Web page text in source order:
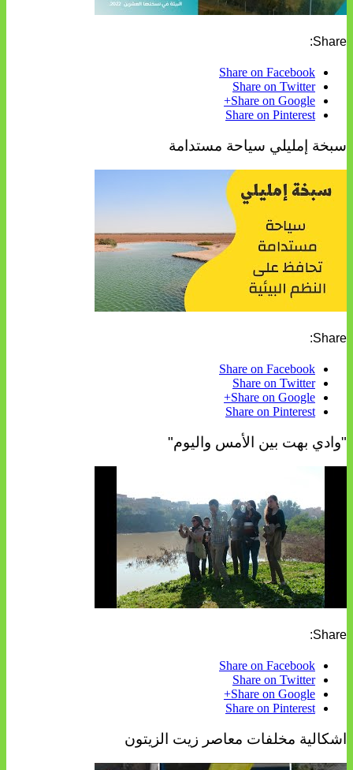
Share:
Share on Facebook
Share on Twitter
Share on Google+
Share on Pinterest
سبخة إمليلي سياحة مستدامة
Share:
Share on Facebook
Share on Twitter
Share on Google+
Share on Pinterest
"وادي بهت بين الأمس واليوم"
Share:
Share on Facebook
Share on Twitter
Share on Google+
Share on Pinterest
اشكالية مخلفات معاصر زيت الزيتون